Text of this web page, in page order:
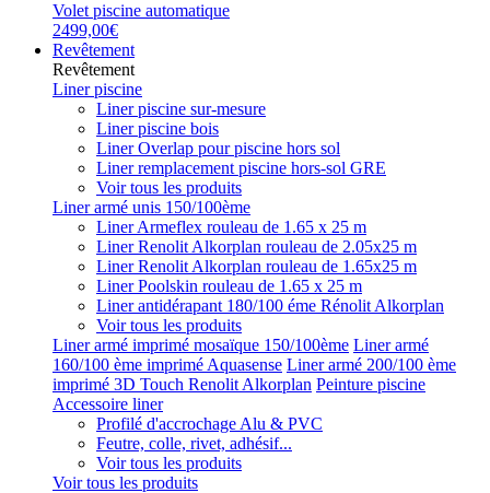
Volet piscine automatique
2499,00€
Revêtement
Revêtement
Liner piscine
Liner piscine sur-mesure
Liner piscine bois
Liner Overlap pour piscine hors sol
Liner remplacement piscine hors-sol GRE
Voir tous les produits
Liner armé unis 150/100ème
Liner Armeflex rouleau de 1.65 x 25 m
Liner Renolit Alkorplan rouleau de 2.05x25 m
Liner Renolit Alkorplan rouleau de 1.65x25 m
Liner Poolskin rouleau de 1.65 x 25 m
Liner antidérapant 180/100 éme Rénolit Alkorplan
Voir tous les produits
Liner armé imprimé mosaïque 150/100ème Liner armé
160/100 ème imprimé Aquasense Liner armé 200/100 ème
imprimé 3D Touch Renolit Alkorplan Peinture piscine
Accessoire liner
Profilé d'accrochage Alu & PVC
Feutre, colle, rivet, adhésif...
Voir tous les produits
Voir tous les produits